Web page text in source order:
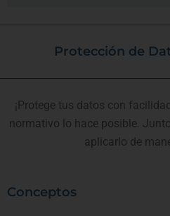
Protección de
¡Protege tus datos con
normativo lo hace posible.
aplicarlo de
Conceptos